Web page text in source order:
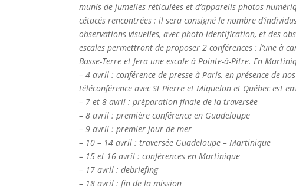
munis de jumelles réticulées et d’appareils photos
cétacés rencontrées : il sera consigné le nombre
observations visuelles, avec photo-identification, et des
escales permettront de proposer 2 conférences : l’une à
Basse-Terre et fera une escale à Pointe-à-Pitre. En
– 4 avril : conférence de presse à Paris, en présence de
téléconférence avec St Pierre et Miquelon et Québec est
– 7 et 8 avril : préparation finale de la traversée
– 8 avril : première conférence en Guadeloupe
– 9 avril : premier jour de mer
– 10 – 14 avril : traversée Guadeloupe – Martinique
– 15 et 16 avril : conférences en Martinique
– 17 avril : debriefing
– 18 avril : fin de la mission